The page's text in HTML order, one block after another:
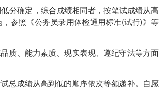
分确定，综合成绩相同者，按笔试成绩从高
参照《公务员录用体检通用标准(试行)》等
质、能力素质、现实表现、遵纪守法等方面
总成绩从高到低的顺序依次等额递补。自愿